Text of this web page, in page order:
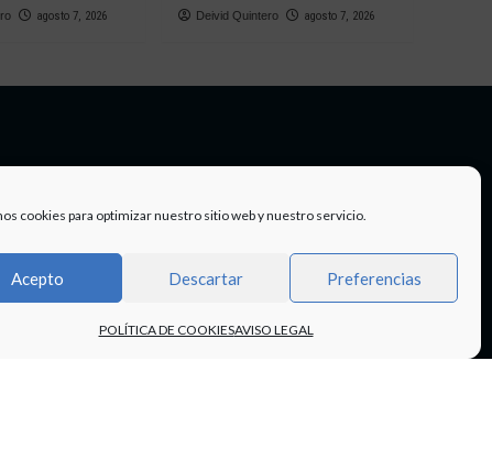
cookies para optimizar nuestro sitio web y nuestro servicio.
Acepto Descartar Preferencias
POLÍTICA DE COOKIESAVISO LEGAL
agosto 7, 2026 Deivid Quintero agosto 7, 2026